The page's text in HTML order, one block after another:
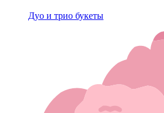
Дуо и трио букеты